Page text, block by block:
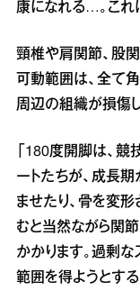
康になれる…。これ
頸椎や肩関節、股
可動範囲は、全て
周辺の組織が損傷
「180度開脚は、
ートたちが、成長期
ませたり、骨を変
むと当然ながら関
かかります。過剰な
範囲を得ようとする